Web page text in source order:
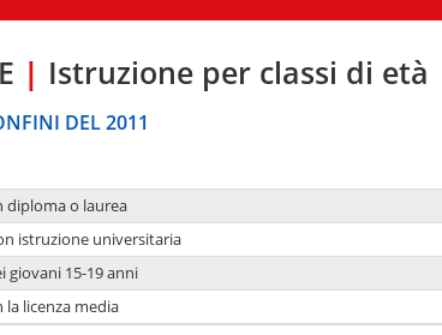
| Istruzione per classi di età
DEL 2011
diploma o laurea
istruzione universitaria
giovani 15-19 anni
licenza media